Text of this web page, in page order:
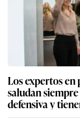
Los expertos en
saludan
defensiva y